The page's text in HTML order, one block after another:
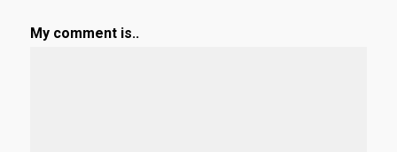
My comment is..